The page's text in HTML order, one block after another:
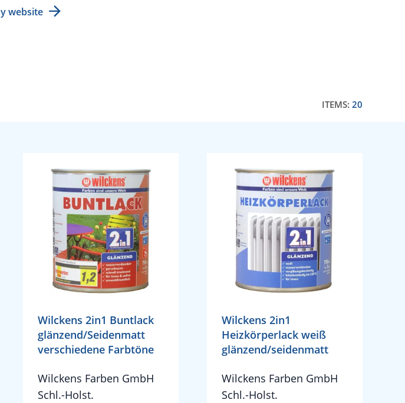
website
ITEMS: 20
Wilckens 2in1 Buntlack
glänzend/Seidenmatt
verschiedene Farbtöne
Wilckens Farben GmbH
Schl.-Holst.
Wilckens 2in1
Heizkörperlack weiß
glänzend/seidenmatt
Wilckens Farben GmbH
Schl.-Holst.